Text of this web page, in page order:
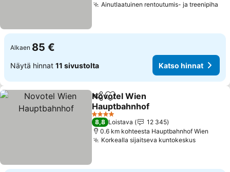
Ainutlaatuinen rentoutumis- ja treenipiha
Alkaen 85 €
Näytä hinnat 11 sivustolta Katso hinnat
Jaa Lisää suosikkeihin
Novotel Wien
Hauptbahnhof
Katso hinnat
4 Tähtiluokitus
8,8 Loistava
12 345
0.6 km kohteesta Hauptbahnhof Wien
Korkealla sijaitseva kuntokeskusKatso